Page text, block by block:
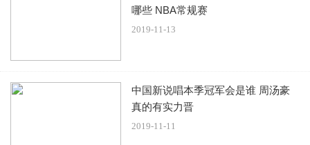
哪些 NBA常规赛
2019-11-13
中国新说唱本季冠军会是谁 周汤豪
真的有实力晋
2019-11-11